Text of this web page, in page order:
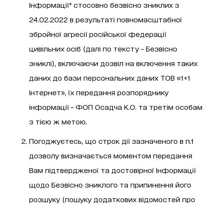
Інформації* стосовно безвісно зниклих з
24.02.2022 в результаті повномасштабної
збройної агресії російської федерації
цивільних осіб (далі по тексту – Безвісно
зниклі), включаючи дозвіл на включення таких
даних до бази персональних даних ТОВ «1+1
Інтернет», їх передання розпоряднику
інформації – ФОП Осадча К.О. та третім особам
з тією ж метою.
Погоджуєтесь, що строк дії зазначеного в п.1
дозволу визначається моментом передання
Вам підтвердженої та достовірної Інформації
щодо Безвісно зниклого та припинення його
розшуку (пошуку додаткових відомостей про